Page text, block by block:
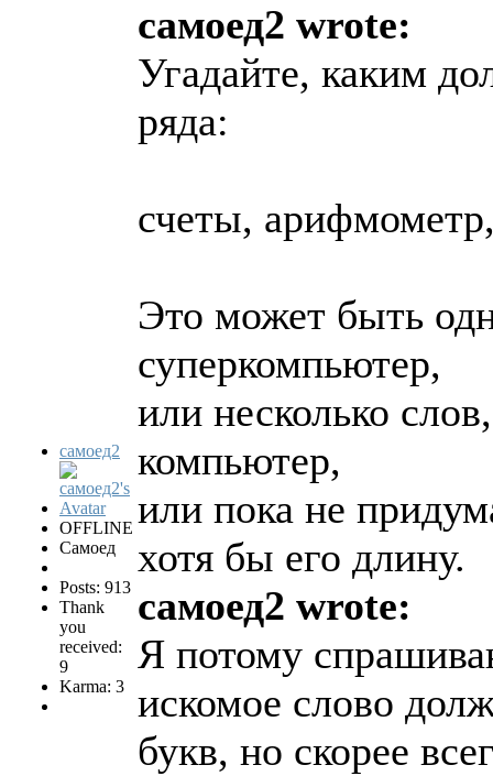
самоед2
OFFLINE
Самоед
Posts: 913
Thank
you
received:
9
Karma: 3
самоед2 wrote:
Угадайте, каким
ряда:
счеты,
Это может быть
суперкомпьютер,
или несколько
компьютер,
или пока не
хотя бы его длину.
самоед2 wrote:
Я потому
искомое слово
букв, но скорее